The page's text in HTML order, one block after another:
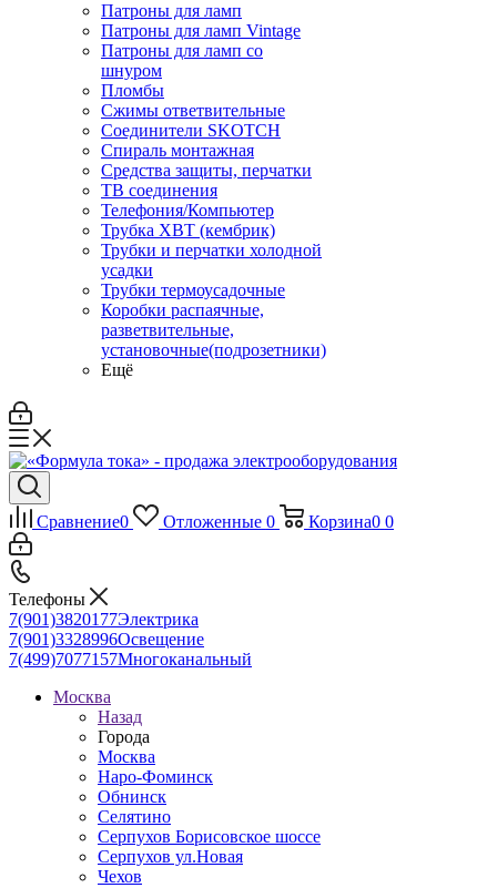
Патроны для ламп
Патроны для ламп Vintage
Патроны для ламп со
шнуром
Пломбы
Сжимы ответвительные
Соединители SKOTCH
Спираль монтажная
Средства защиты, перчатки
ТВ соединения
Телефония/Компьютер
Трубка ХВТ (кембрик)
Трубки и перчатки холодной
усадки
Трубки термоусадочные
Коробки распаячные,
разветвительные,
установочные(подрозетники)
Ещё
Сравнение0 Отложенные 0 Корзина0 0
Телефоны
7(901)3820177Электрика
7(901)3328996Освещение
7(499)7077157Многоканальный
Москва
Назад
Города
Москва
Наро-Фоминск
Обнинск
Селятино
Серпухов Борисовское шоссе
Серпухов ул.Новая
Чехов